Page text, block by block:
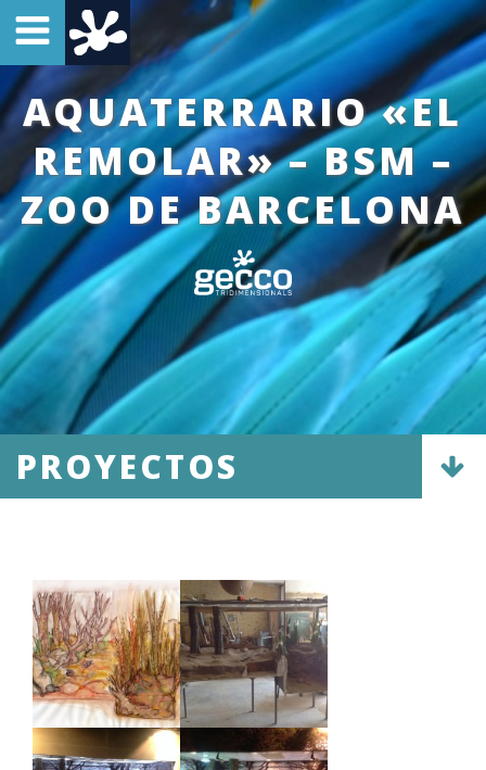
AQUATERRARIO «EL
REMOLAR» – BSM –
ZOO DE BARCELONA
PROYECTOS